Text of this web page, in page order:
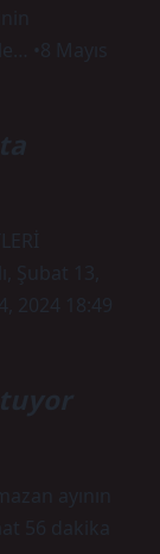
•8 Mayıs
Şubat 13,
2024 18:49
ayının
56 dakika